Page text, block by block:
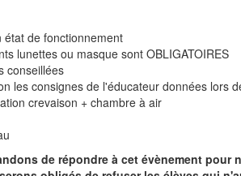
état de fonctionnement
lunettes ou masque sont OBLIGATOIRES
conseillées
les consignes de l'éducateur données lors
crevaison + chambre à air
de répondre à cet évènement